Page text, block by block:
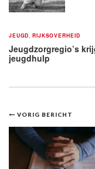
JEUGD ,RIJKSOVERHEID
Jeugdzorgregio’s
jeugdhulp
Bericht
navigatie
VORIG BERICHT